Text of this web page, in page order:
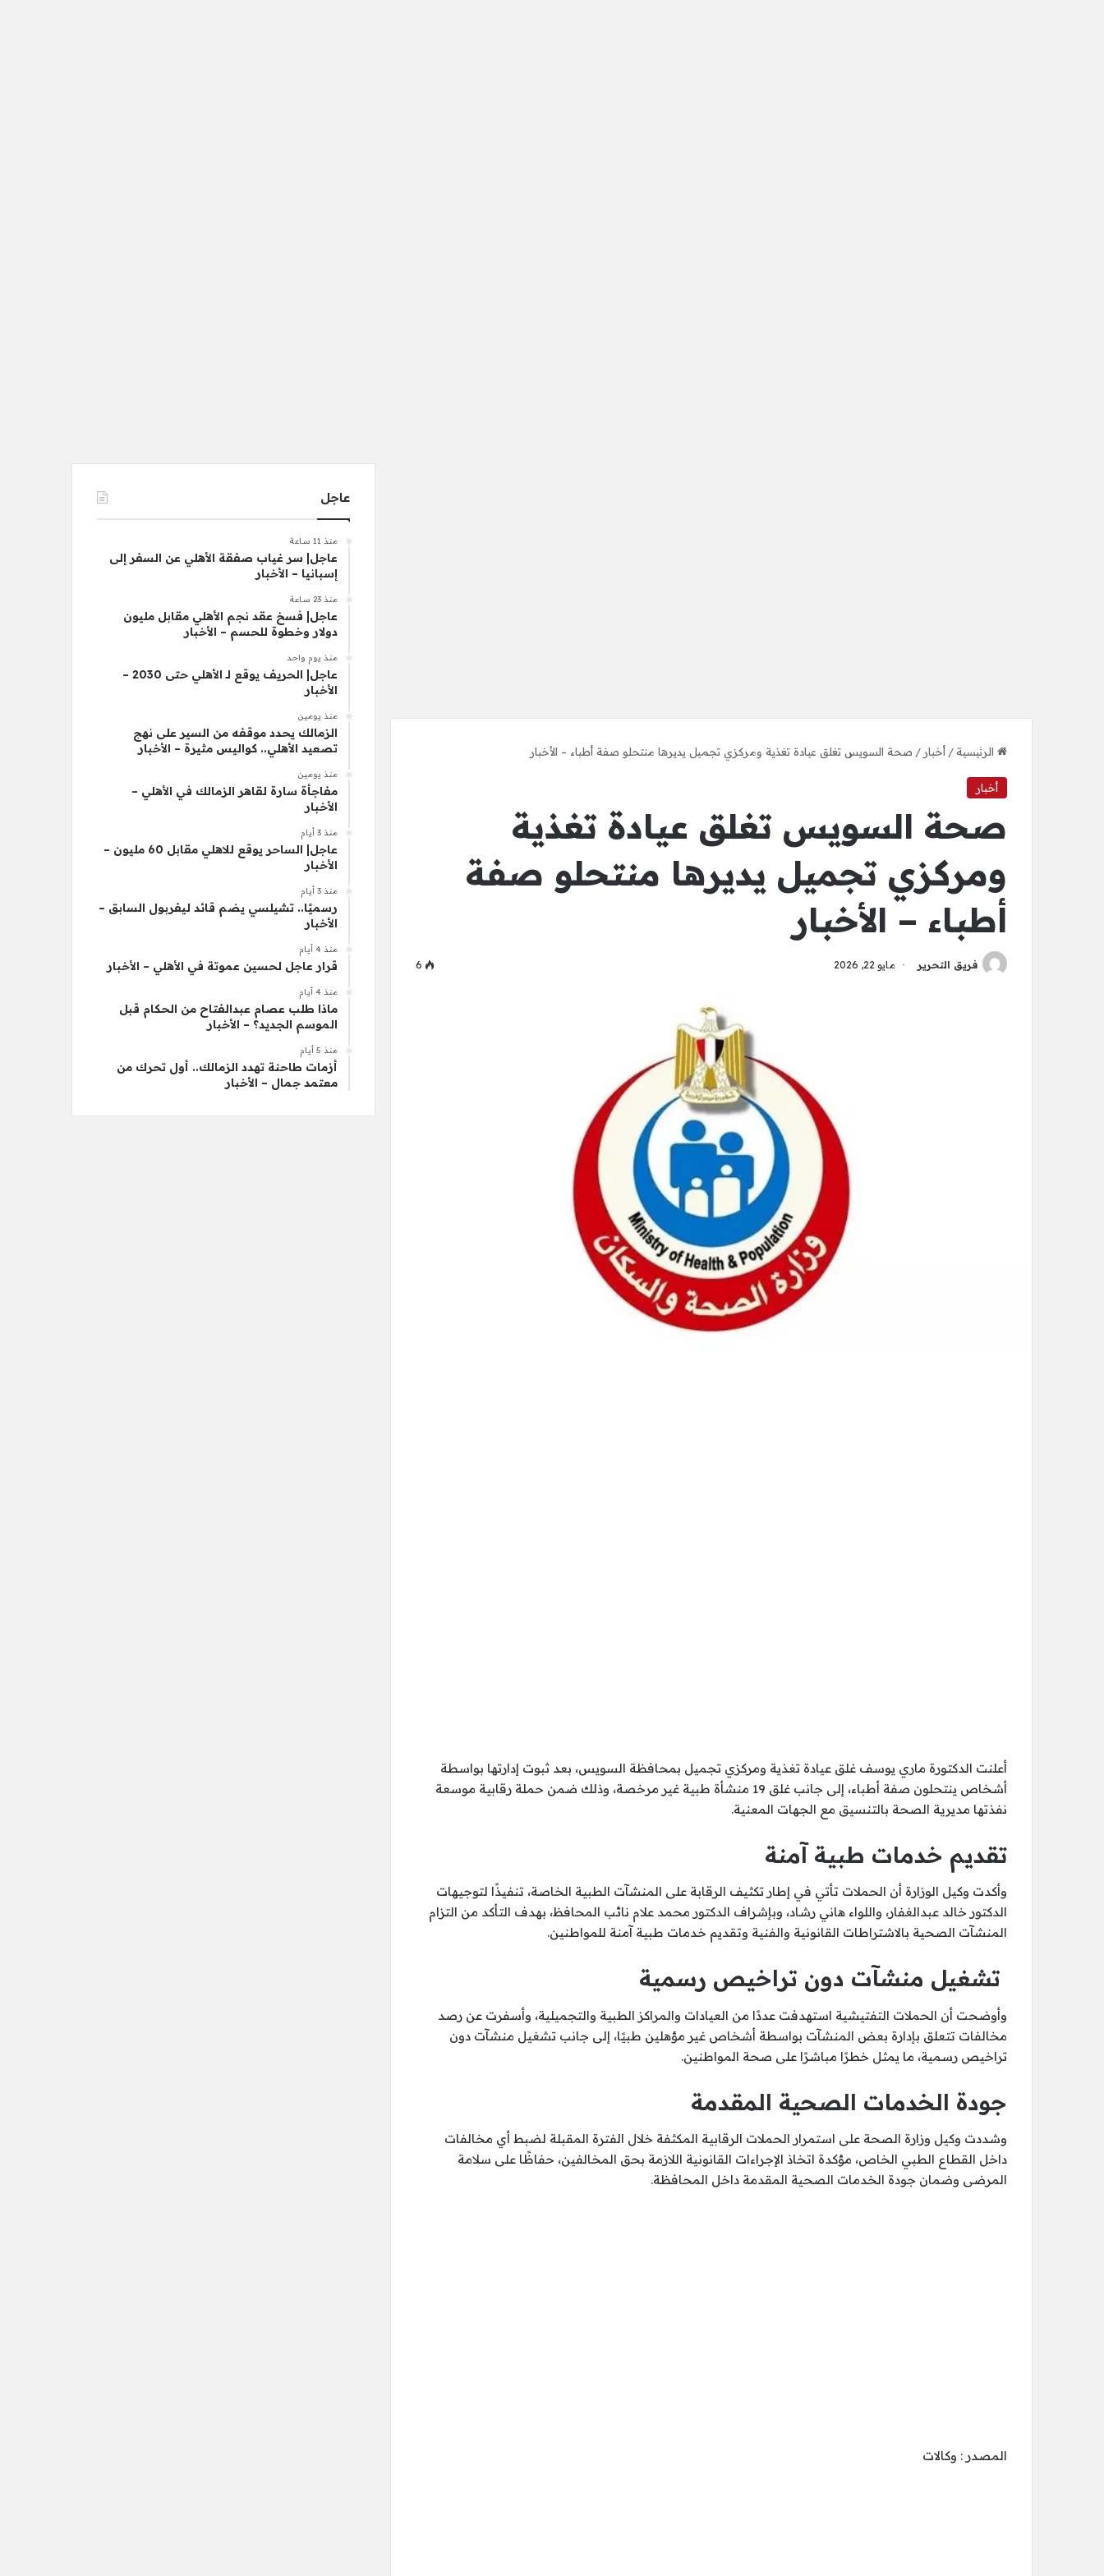
الرئيسية/ أخبار / صحة السويس تغلق عيادة تغذية ومركزي تجميل يديرها منتحلو صفة أطباء – الأخبار
أخبار
صحة السويس تغلق عيادة تغذية
ومركزي تجميل يديرها منتحلو صفة
أطباء – الأخبار
فريق التحرير مايو 22, 2026 6
أعلنت الدكتورة ماري يوسف غلق عيادة تغذية ومركزي تجميل بمحافظة السويس، بعد ثبوت إدارتها بواسطة
أشخاص ينتحلون صفة أطباء، إلى جانب غلق 19 منشأة طبية غير مرخصة، وذلك ضمن حملة رقابية موسعة
نفذتها مديرية الصحة بالتنسيق مع الجهات المعنية.
تقديم خدمات طبية آمنة
وأكدت وكيل الوزارة أن الحملات تأتي في إطار تكثيف الرقابة على المنشآت الطبية الخاصة، تنفيذًا لتوجيهات
الدكتور خالد عبدالغفار، واللواء هاني رشاد، وبإشراف الدكتور محمد علام نائب المحافظ، بهدف التأكد من التزام
المنشآت الصحية بالاشتراطات القانونية والفنية وتقديم خدمات طبية آمنة للمواطنين.
تشغيل منشآت دون تراخيص رسمية
وأوضحت أن الحملات التفتيشية استهدفت عددًا من العيادات والمراكز الطبية والتجميلية، وأسفرت عن رصد
مخالفات تتعلق بإدارة بعض المنشآت بواسطة أشخاص غير مؤهلين طبيًا، إلى جانب تشغيل منشآت دون
تراخيص رسمية، ما يمثل خطرًا مباشرًا على صحة المواطنين.
جودة الخدمات الصحية المقدمة
وشددت وكيل وزارة الصحة على استمرار الحملات الرقابية المكثفة خلال الفترة المقبلة لضبط أي مخالفات
داخل القطاع الطبي الخاص، مؤكدة اتخاذ الإجراءات القانونية اللازمة بحق المخالفين، حفاظًا على سلامة
المرضى وضمان جودة الخدمات الصحية المقدمة داخل المحافظة.
المصدر : وكالات
عاجل
منذ 11 ساعة
عاجل| سر غياب صفقة الأهلي عن السفر إلى
إسبانيا – الأخبار
منذ 23 ساعة
عاجل| فسخ عقد نجم الأهلي مقابل مليون
دولار وخطوة للحسم – الأخبار
منذ يوم واحد
عاجل| الحريف يوقع لـ الأهلي حتى 2030 –
الأخبار
منذ يومين
الزمالك يحدد موقفه من السير على نهج
تصعيد الأهلي.. كواليس مثيرة – الأخبار
منذ يومين
مفاجأة سارة لقاهر الزمالك في الأهلي –
الأخبار
منذ 3 أيام
عاجل| الساحر يوقع للاهلي مقابل 60 مليون –
الأخبار
منذ 3 أيام
رسميًا.. تشيلسي يضم قائد ليفربول السابق –
الأخبار
منذ 4 أيام
قرار عاجل لحسين عموتة في الأهلي – الأخبار
منذ 4 أيام
ماذا طلب عصام عبدالفتاح من الحكام قبل
الموسم الجديد؟ – الأخبار
منذ 5 أيام
أزمات طاحنة تهدد الزمالك.. أول تحرك من
معتمد جمال – الأخبار